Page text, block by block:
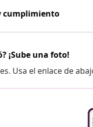
cumplimiento
¡Sube una foto!
Usa el enlace de